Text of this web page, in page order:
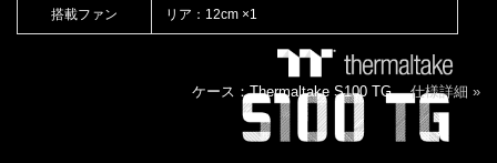
搭載ファン リア：12cm ×1
ケース：Thermaltake S100 TG仕様詳細 »